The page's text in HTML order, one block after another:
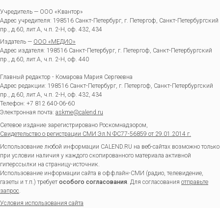
Учредитель — ООО «Квантор»
Адрес учредителя: 198516 Санкт-Петербург, г. Петергоф, Санкт-Петербургский
пр., д.60, лит.А, ч.п. 2-Н, оф. 432, 434
Издатель — ООО «МЕДИО»
Адрес издателя: 198516 Санкт-Петербург, г. Петергоф, Санкт-Петербургский
пр., д.60, лит.А, ч.п. 2-Н, оф. 440
Главный редактор - Комарова Мария Сергеевна
Адрес редакции: 198516 Санкт-Петербург, г. Петергоф, Санкт-Петербургский
пр., д.60, лит.А, ч.п. 2-Н, оф. 432, 434
Телефон: +7 812 640-06-60
Электронная почта: askme@calend.ru
Сетевое издание зарегистрировано Роскомнадзором,
Свидетельство о регистрации СМИ Эл.N ФС77-56859 от 29.01.2014 г.
Использование любой информации CALEND.RU на веб-сайтах возможно только
при условии наличия у каждого скопированного материала активной
гиперссылки на страницу-источник.
Использование информации сайта в оффлайн-СМИ (радио, телевидение,
газеты и т.п.) требуетособого согласования . Для согласования отправьте
запрос
Условия использования сайта